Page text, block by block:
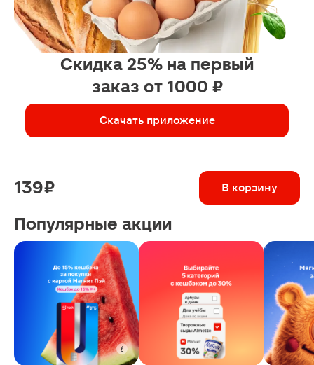
Скидка 25% на первый
заказ от 1000 ₽
Скачать приложение
139 ₽ В корзину
Популярные акции